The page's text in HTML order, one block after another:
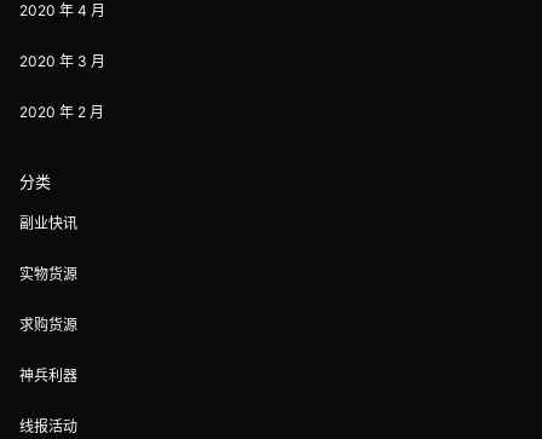
2020 年 4 月
2020 年 3 月
2020 年 2 月
分类
副业快讯
实物货源
求购货源
神兵利器
线报活动